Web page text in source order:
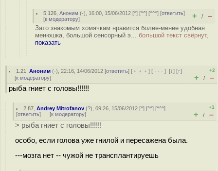
5.126 ,Аноним (-), 16:00, 15/06/2012 [^] [^^] [^^^] [ответить]
[к модератору] + / –
Зато знакомым хомячкам нравится более-менее удобная
менюшка, большой сенсорный э... большой текст свёрнут,
показать
1.21 ,Аноним (-), 22:16, 14/06/2012 [ответить] [ ﹢﹢﹢] [ · · ·][↓] [↑]
[к модератору]
+2
+ / –
рыба гниет с головы!!!!!!
2.87 ,Andrey Mitrofanov (?), 09:26, 15/06/2012 [^] [^^] [^^^]
[ответить] [к модератору]
+1
+ / –
> рыба гниет с головы!!!!!!
особо, если голова уже гнилой и пересажена была.
---мозга нет -- чужой не трансплантируешь